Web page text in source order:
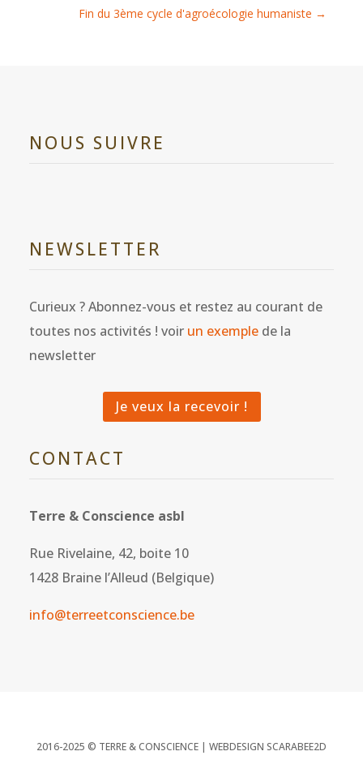
Fin du 3ème cycle d'agroécologie humaniste →
NOUS SUIVRE
NEWSLETTER
Curieux ? Abonnez-vous et restez au courant de
toutes nos activités ! voir un exemplede la
newsletter
Je veux la recevoir !
CONTACT
Terre & Conscience asbl
Rue Rivelaine, 42, boite 10
1428 Braine l’Alleud (Belgique)
info@terreetconscience.be
2016-2025 © TERRE & CONSCIENCE | WEBDESIGN SCARABEE2D